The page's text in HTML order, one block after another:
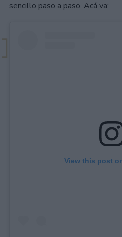
sencillo paso a paso. Acá va:
View this post